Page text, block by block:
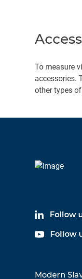
To measure
accessories.
other types
Follow
Follow
Modern